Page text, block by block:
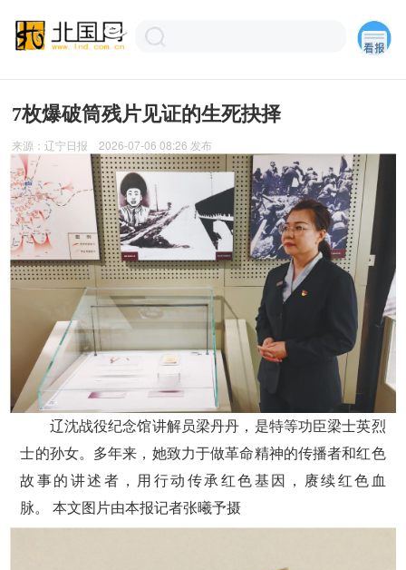
7枚爆破筒残片见证的生死抉择
来源：辽宁日报 2026-07-06 08:26 发布
辽沈战役纪念馆讲解员梁丹丹，是特等功臣梁士英烈
士的孙女。多年来，她致力于做革命精神的传播者和红色
故事的讲述者，用行动传承红色基因，赓续红色血
脉。 本文图片由本报记者张曦予摄